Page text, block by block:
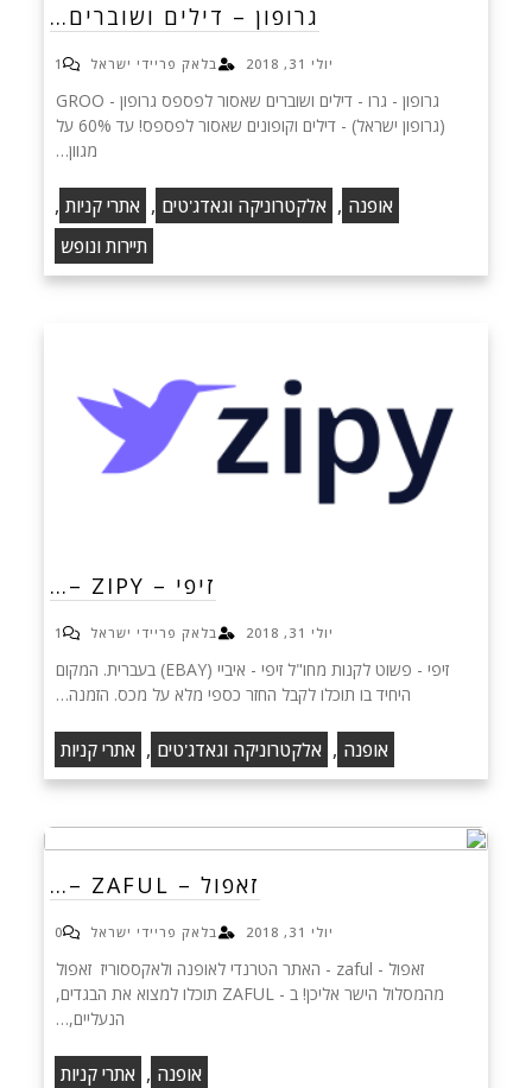
גרופון – דילים ושוברים…
יולי 31, 2018 בלאק פריידי ישראל 1
גרופון - גרו - דילים ושוברים שאסור לפספס‏ גרופון - GROO
(גרופון ישראל) - דילים וקופונים שאסור לפספס! עד 60% על
מגוון…
אופנה , אלקטרוניקה וגאדג'טים , אתרי קניות ,
תיירות ונופש
זיפי – ZIPY –…
יולי 31, 2018 בלאק פריידי ישראל 1
זיפי - פשוט לקנות מחו"ל זיפי - איביי (EBAY) בעברית. המקום
היחיד בו תוכלו לקבל החזר כספי מלא על מכס. הזמנה…
אופנה , אלקטרוניקה וגאדג'טים , אתרי קניות
זאפול – ZAFUL –…
יולי 31, 2018 בלאק פריידי ישראל 0
זאפול - zaful - האתר הטרנדי לאופנה ולאקססוריז זאפול
מהמסלול הישר אליכן! ב - ZAFUL תוכלו למצוא את הבגדים,
הנעליים,…
אופנה , אתרי קניות